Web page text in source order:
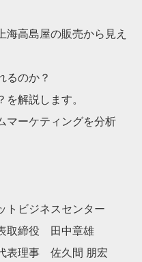
海高島屋の販売から見え
るのか？
を解説します。
マーケティングを分析
トビジネスセンター
取締役 田中章雄
表理事 佐久間 朋宏